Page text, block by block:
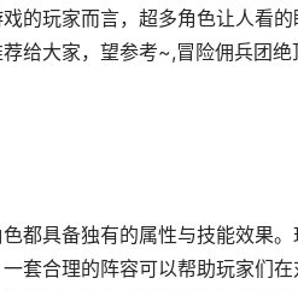
的玩家而言，超多角色让人看
给大家，望参考~,冒险佣兵团
都具备独有的属性与技能效果
套合理的阵容可以帮助玩家们